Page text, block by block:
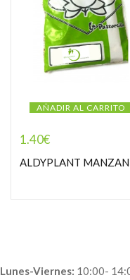
AÑADIR AL CARRITO
1.40€
Lunes-Viernes: 10:00-